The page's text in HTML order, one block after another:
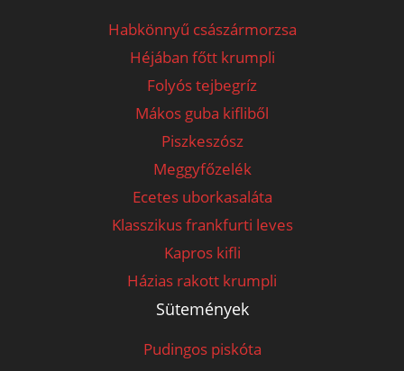
Habkönnyű császármorzsa
Héjában főtt krumpli
Folyós tejbegríz
Mákos guba kifliből
Piszkeszósz
Meggyfőzelék
Ecetes uborkasaláta
Klasszikus frankfurti leves
Kapros kifli
Házias rakott krumpli
Sütemények
Pudingos piskóta